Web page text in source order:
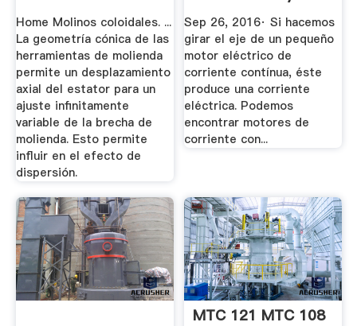
Home Molinos coloidales. ...
La geometría cónica de las
herramientas de molienda
permite un desplazamiento
axial del estator para un
ajuste infinitamente
variable de la brecha de
molienda. Esto permite
influir en el efecto de
dispersión.
De ...
Sep 26, 2016· Si hacemos
girar el eje de un pequeño
motor eléctrico de
corriente contínua, éste
produce una corriente
eléctrica. Podemos
encontrar motores de
corriente con...
MTC 121 MTC 108